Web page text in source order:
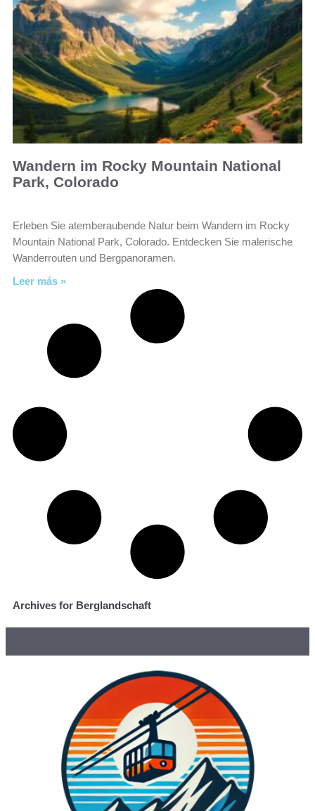
Wandern im Rocky Mountain National
Park, Colorado
Erleben Sie atemberaubende Natur beim Wandern im Rocky
Mountain National Park, Colorado. Entdecken Sie malerische
Wanderrouten und Bergpanoramen.
Leer más »
Archives for Berglandschaft